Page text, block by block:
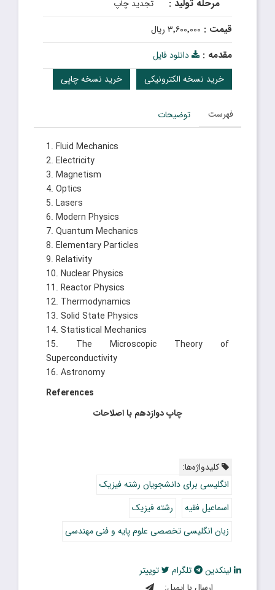
مرحله تولید : تجدید چاپ
قیمت : ۳٬۶۰۰٬۰۰۰ ریال
مقدمه :
دانلود فایل
خرید نسخه چاپی
خرید نسخه الکترونیکی
فهرست توضیحات
1. Fluid Mechanics
2. Electricity
3. Magnetism
4. Optics
5. Lasers
6. Modern Physics
7. Quantum Mechanics
8. Elementary Particles
9. Relativity
10. Nuclear Physics
11. Reactor Physics
12. Thermodynamics
13. Solid State Physics
14. Statistical Mechanics
15. The Microscopic Theory of
Superconductivity
16. Astronomy
References
چاپ دوازدهم با اصلاحات
کلیدواژه‌ها:
انگلیسی برای دانشجویان رشته فیزیک
اسماعیل فقیه
رشته فیزیک
زبان انگلیسی تخصصی علوم پایه و فنی مهندسی
لینکدین تلگرام
توییتر